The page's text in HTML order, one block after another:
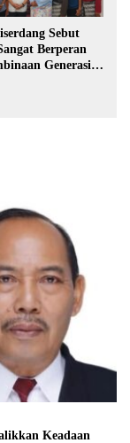
Sebut
Berperan
Generasi
Keadaan